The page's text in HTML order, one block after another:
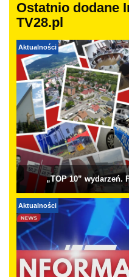
Ostatnio dodane
TV28.pl
Aktualności
„TOP 10” wydarzeń.
Aktualności